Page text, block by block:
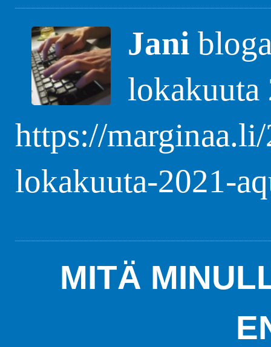
Jani
lokakuuta
https://
lokakuuta-2021-
MITÄ